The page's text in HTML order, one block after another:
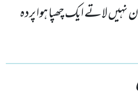
نہیں لاتے ایک چھپا ہوا پردہ